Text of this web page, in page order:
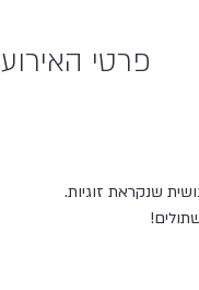
פרטי האירוע
שנקראת זוגיות.